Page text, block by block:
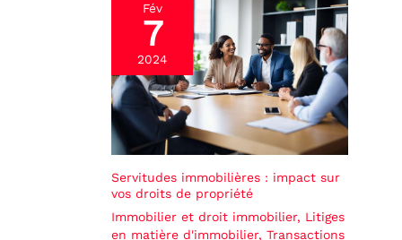
Fév
7
2024
Servitudes immobilières : impact sur
vos droits de propriété
Immobilier et droit immobilier, Litiges
en matière d'immobilier, Transactions